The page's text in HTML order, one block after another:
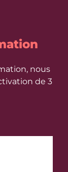
nous
de 3